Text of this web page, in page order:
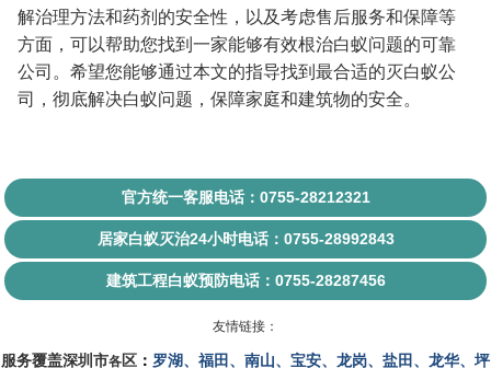
解治理方法和药剂的安全性，以及考虑售后服务和保障等
方面，可以帮助您找到一家能够有效根治白蚁问题的可靠
公司。希望您能够通过本文的指导找到最合适的灭白蚁公
司，彻底解决白蚁问题，保障家庭和建筑物的安全。
官方统一客服电话：0755-28212321
居家白蚁灭治24小时电话：0755-28992843
建筑工程白蚁预防电话：0755-28287456
友情链接：
服务覆盖深圳市各区 ： 罗湖 、 福田 、 南山、 宝安、 龙岗、 盐田 、 龙华、 坪